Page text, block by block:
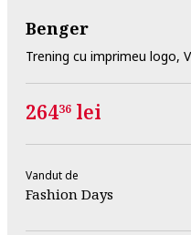
Benger
Trening cu imprimeu logo,
26436 lei
Vandut de
Fashion Days